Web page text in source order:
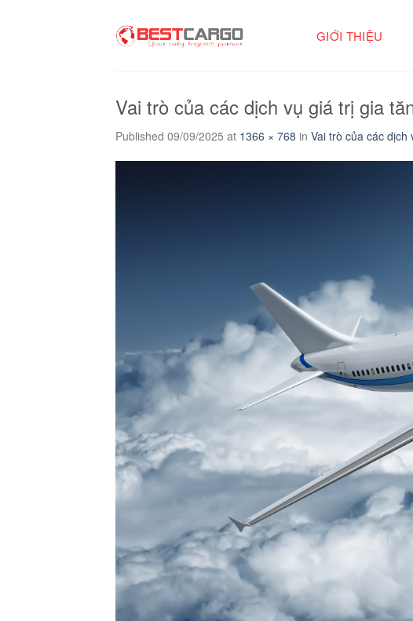
GIỚI THIỆU
Vai trò của các dịch vụ giá trị gia
Published 09/09/2025 at 1366 × 768 in Vai trò của các